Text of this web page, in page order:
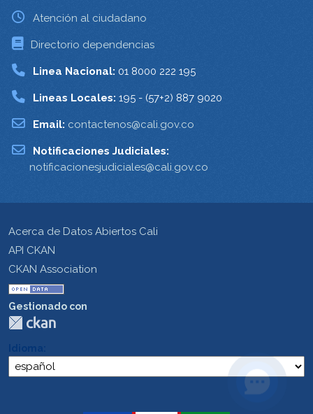
Atención al ciudadano
Directorio dependencias
Linea Nacional: 01 8000 222 195
Lineas Locales: 195 - (57+2) 887 9020
Email: contactenos@cali.gov.co
Notificaciones Judiciales:
notificacionesjudiciales@cali.gov.co
Acerca de Datos Abiertos Cali
API CKAN
CKAN Association
Gestionado con